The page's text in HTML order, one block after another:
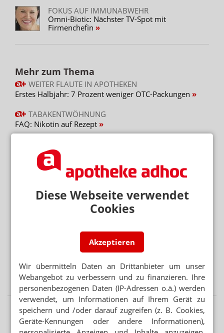
Diese Webseite verwendet
Cookies
Akzeptieren
Wir übermitteln Daten an Drittanbieter um unser
Webangebot zu verbessern und zu finanzieren. Ihre
personenbezogenen Daten (IP-Adressen o.ä.) werden
verwendet, um Informationen auf Ihrem Gerät zu
speichern und /oder darauf zugreifen (z. B. Cookies,
Geräte-Kennungen oder andere Informationen),
FOKUS AUF IMMUNABWEHR
Omni-Biotic: Nächster TV-Spot mit
Firmenchefin
Mehr zum Thema
WEITER FLAUTE IN APOTHEKEN
Erstes Halbjahr: 7 Prozent weniger OTC-Packungen
TABAKENTWÖHNUNG
FAQ: Nikotin auf Rezept
Lohnhersteller baut Werk für Théa
Mehr aus Ressort
DEAL LÄSST AUF SICH WARTEN
Platform Group: Polstermöbel vor AEP
Abnehmspritzen: Reimporteur spielt Versandapotheke
RX-MEDIKAMENTE OHNE REZEPT
Warteliste: Abnehmpille als Monatsabo